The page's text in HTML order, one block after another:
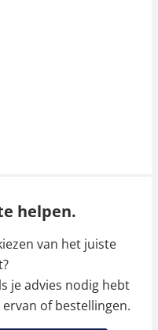
helpen.
van het juiste
je advies nodig hebt
of bestellingen.